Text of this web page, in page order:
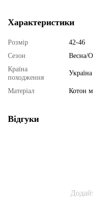
Характеристики
Розмір
42-46
Сезон
Весна/
Країна
походження
Україна
Матеріал Котон
Відгуки